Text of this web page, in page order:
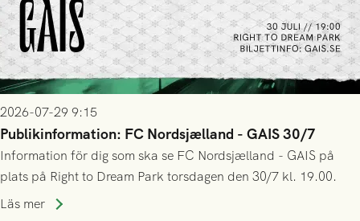
2026-07-29 9:15
Publikinformation: FC Nordsjælland - GAIS 30/7
Information för dig som ska se FC Nordsjælland - GAIS på
plats på Right to Dream Park torsdagen den 30/7 kl. 19.00.
Läs mer